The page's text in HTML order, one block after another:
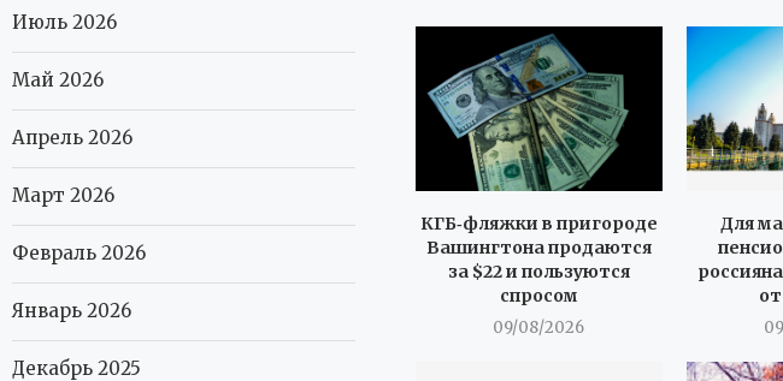
КГБ‑фляжки в пригороде
Вашингтона продаются
за $22 и пользуются
спросом
09/08/2026
Для
Июль 2026
Май 2026
Апрель 2026
Март 2026
Февраль 2026
Январь 2026
Декабрь 2025